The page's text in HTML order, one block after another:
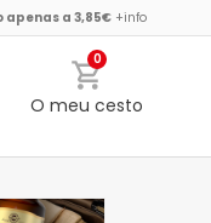
apenas a 3,85€ +info
0
O meu cesto